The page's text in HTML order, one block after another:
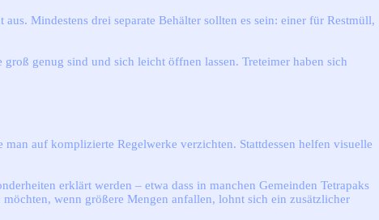
Mindestens drei separate Behälter sollten es sein: einer für Restmüll,
genug sind und sich leicht öffnen lassen. Treteimer haben sich
auf komplizierte Regelwerke verzichten. Stattdessen helfen visuelle
erklärt werden – etwa dass in manchen Gemeinden Tetrapaks
möchten, wenn größere Mengen anfallen, lohnt sich ein zusätzlicher